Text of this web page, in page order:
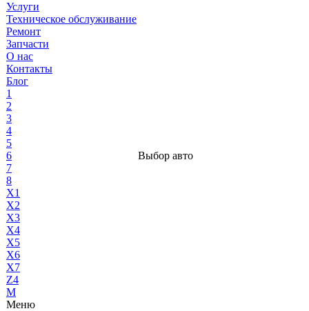
Услуги
Техническое обслуживание
Ремонт
Запчасти
О нас
Контакты
Блог
1
2
3
4
5
6
7
8
X1
X2
X3
X4
X5
X6
X7
Z4
М
Меню
Выбор авто